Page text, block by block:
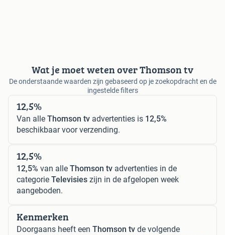
Wat je moet weten over Thomson tv
De onderstaande waarden zijn gebaseerd op je zoekopdracht en de
ingestelde filters
12,5%
Van alle Thomson tv advertenties is 12,5%
beschikbaar voor verzending.
12,5%
12,5% van alle Thomson tv advertenties in de
categorie Televisies zijn in de afgelopen week
aangeboden.
Kenmerken
Doorgaans heeft een Thomson tv de volgende